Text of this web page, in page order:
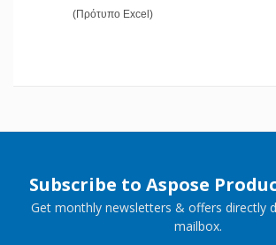
(Πρότυπο Excel)
Subscribe to Aspose
Get monthly newsletters & offers directly
mailbox.